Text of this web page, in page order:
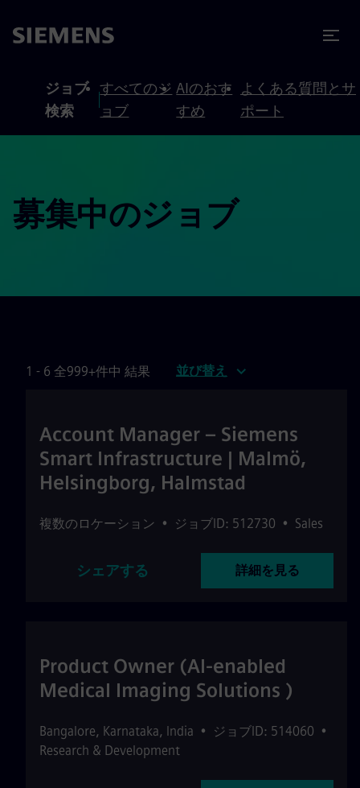
ジョブ
検索
すべてのジ
ョブ
AIのおす
すめ
よくある質問とサ
ポート
募集中のジョブ
1 - 6 全999+件中 結果 並び替え
Account Manager – Siemens
Smart Infrastructure | Malmö,
Helsingborg, Halmstad
複数のロケーション • ジョブID: 512730 • Sales
シェアする 詳細を見る
Product Owner (AI-enabled
Medical Imaging Solutions )
Bangalore, Karnataka, India • ジョブID: 514060 •
Research & Development